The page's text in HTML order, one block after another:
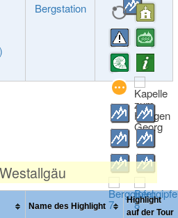
Bergstation
Name des Highlight
Highlight
auf der